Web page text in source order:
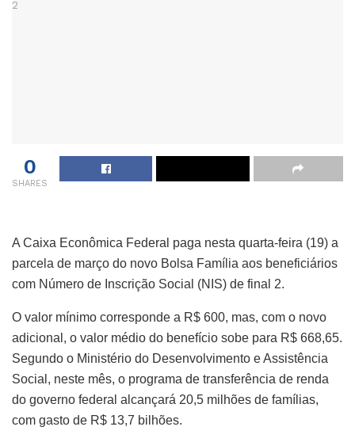
0
SHARES
A Caixa Econômica Federal paga nesta quarta-feira (19) a
parcela de março do novo Bolsa Família aos beneficiários
com Número de Inscrição Social (NIS) de final 2.
O valor mínimo corresponde a R$ 600, mas, com o novo
adicional, o valor médio do benefício sobe para R$ 668,65.
Segundo o Ministério do Desenvolvimento e Assistência
Social, neste mês, o programa de transferência de renda
do governo federal alcançará 20,5 milhões de famílias,
com gasto de R$ 13,7 bilhões.